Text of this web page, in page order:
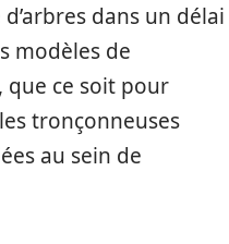
dans un délai
modèles de
que ce soit pour
tronçonneuses
au sein de